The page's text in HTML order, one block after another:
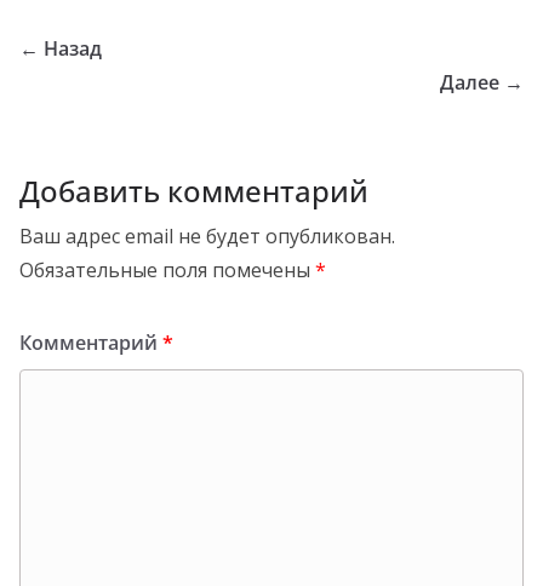
← Назад
Далее →
Добавить комментарий
Ваш адрес email не будет опубликован.
Обязательные поля помечены *
Комментарий *